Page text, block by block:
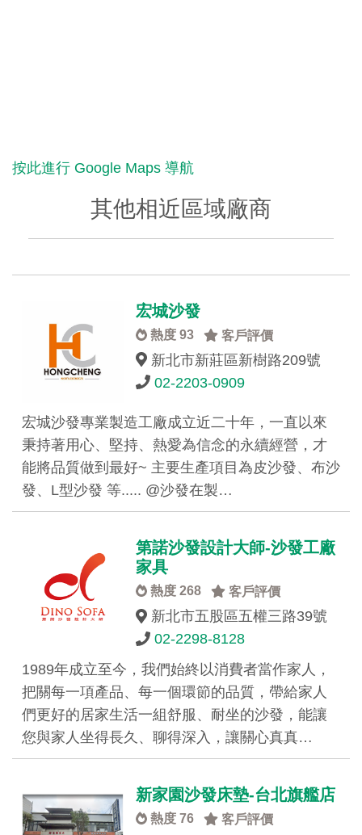
按此進行 Google Maps 導航
其他相近區域廠商
宏城沙發
熱度 93 客戶評價
新北市新莊區新樹路209號
02-2203-0909
宏城沙發專業製造工廠成立近二十年，一直以來
秉持著用心、堅持、熱愛為信念的永續經營，才
能將品質做到最好~ 主要生產項目為皮沙發、布沙
發、L型沙發 等..... @沙發在製…
第諾沙發設計大師-沙發工廠
家具
熱度 268 客戶評價
新北市五股區五權三路39號
02-2298-8128
1989年成立至今，我們始終以消費者當作家人，
把關每⼀項產品、每⼀個環節的品質，帶給家人
們更好的居家⽣活⼀組舒服、耐坐的沙發，能讓
您與家人坐得長久、聊得深入，讓關心真真…
新家園沙發床墊-台北旗艦店
熱度 76 客戶評價